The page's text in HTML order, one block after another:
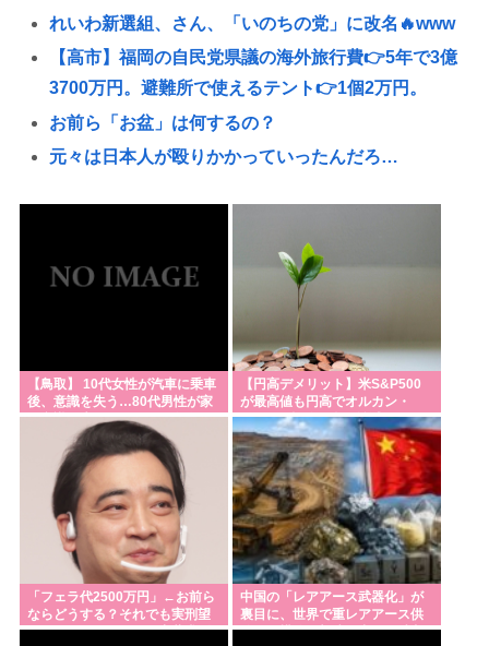
れいわ新選組、さん、「いのちの党」に改名🔥www
【高市】福岡の自民党県議の海外旅行費👉5年で3億
3700万円。避難所で使えるテント👉1個2万円。
お前ら「お盆」は何するの？
元々は日本人が殴りかかっていったんだろ…
【総務省人事】エース級の財務官僚・一松旬氏が”異
例転出”へ 官邸幹部「協力的でなかったから」
みんなで大家さん「成田は日本の下町が開発したゴ
ミをエネルギーに変える技術と核融合発電を使うの
でエコで高い資産価値があり利益が出る
みいちゃんと山田さん、ハッピーエンド確定 最後は
ママに埋葬される
アメリカの大統領、30年前からほぼずっと同じ世代
で固定されてる（トランプ含む）。そらジジイばっ
かりになるよ
【東京】睡眠時無呼吸症候群の男 睡眠障害を自覚し
つつ車運転 事故起こし自転車の女性に重傷負わせ…
「厳重処分」意見つけ書類送検
【鳥取】 10代女性が汽車に乗車
後、意識を失う…80代男性が家
で意識を失っているのを友人に
発見され重症…40代男性が屋外
の仕事場で作業中に頭痛・嘔
気…熱中症疑いの救急搬送相次
【円高デメリット】米S&P500
が最高値も円高でオルカン・
S&P500投信の含み益減
「フェラ代2500万円」←お前ら
ならどうする？それでも実刑望
むジャングルポケット斎藤求刑7
中国の「レアアース武器化」が
裏目に、世界で重レアアース供
給網の構築が加速、中国の独占